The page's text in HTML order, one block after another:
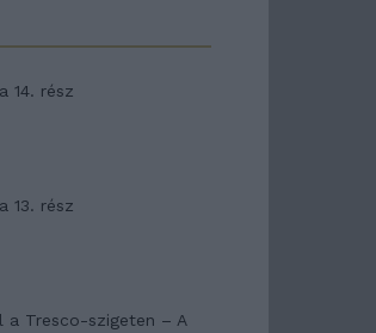
14. rész
13. rész
a Tresco-szigeten – A